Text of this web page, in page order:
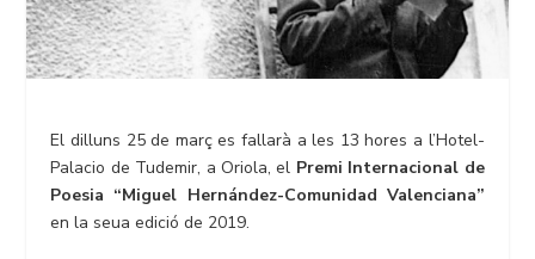
El dilluns 25 de març es fallarà a les 13 hores a l’Hotel-
Palacio de Tudemir, a Oriola, el Premi Internacional de
Poesia “Miguel Hernández-Comunidad Valenciana”
en la seua edició de 2019.